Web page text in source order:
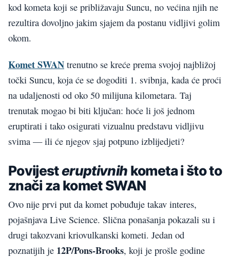
kod kometa koji se približavaju Suncu, no većina njih ne
rezultira dovoljno jakim sjajem da postanu vidljivi golim
okom.
Komet SWAN trenutno se kreće prema svojoj najbližoj
točki Suncu, koja će se dogoditi 1. svibnja, kada će proći
na udaljenosti od oko 50 milijuna kilometara. Taj
trenutak mogao bi biti ključan: hoće li još jednom
eruptirati i tako osigurati vizualnu predstavu vidljivu
svima — ili će njegov sjaj potpuno izblijedjeti?
Povijesteruptivnih kometa i što to
znači za komet SWAN
Ovo nije prvi put da komet pobuđuje takav interes,
pojašnjava Live Science. Slična ponašanja pokazali su i
drugi takozvani kriovulkanski kometi. Jedan od
poznatijih je 12P/Pons-Brooks, koji je prošle godine